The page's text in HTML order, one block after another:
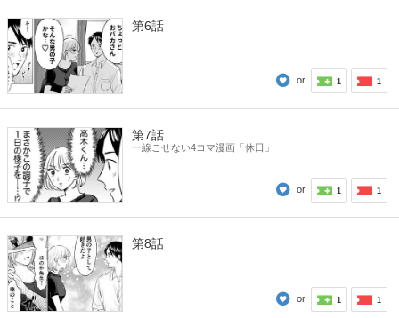
第6話
or 1 1
第7話
一線こせない4コマ漫画「休日」
or 1 1
第8話
or 1 1